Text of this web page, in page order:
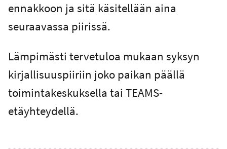
ennakkoon ja sitä käsitellään aina
seuraavassa piirissä.
Lämpimästi tervetuloa mukaan syksyn
kirjallisuuspiiriin joko paikan päällä
toimintakeskuksella tai TEAMS-
etäyhteydellä.